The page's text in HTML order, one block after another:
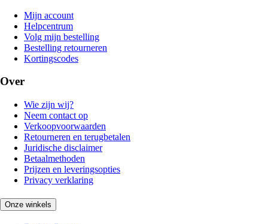
Mijn account
Helpcentrum
Volg mijn bestelling
Bestelling retourneren
Kortingscodes
Over
Wie zijn wij?
Neem contact op
Verkoopvoorwaarden
Retourneren en terugbetalen
Juridische disclaimer
Betaalmethoden
Prijzen en leveringsopties
Privacy verklaring
Onze winkels